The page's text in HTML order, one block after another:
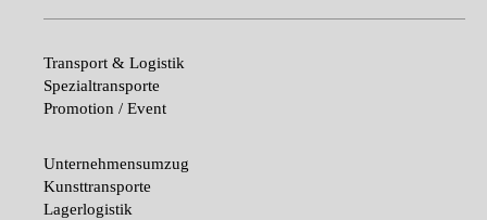
Transport & Logistik
Spezialtransporte
Promotion / Event
Unternehmensumzug
Kunsttransporte
Lagerlogistik